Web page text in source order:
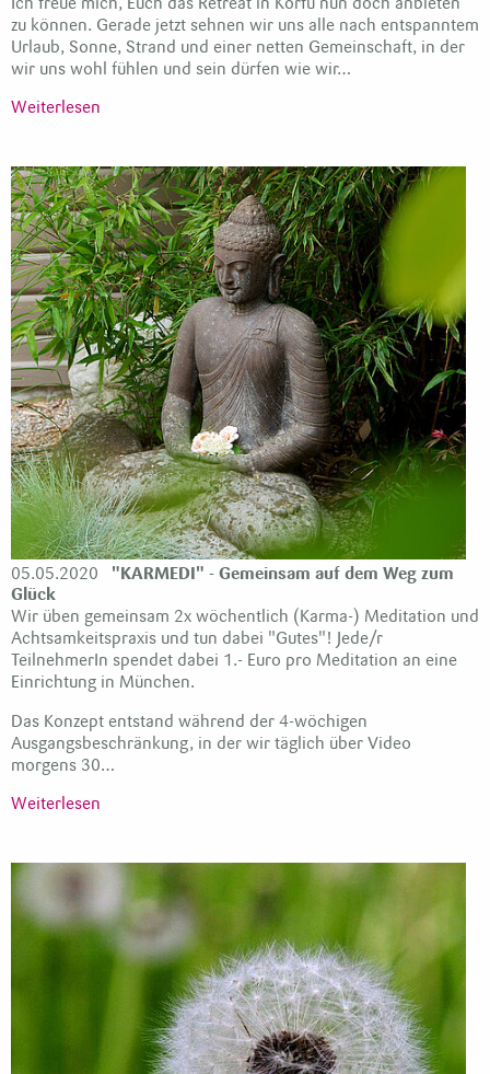
Ich freue mich, Euch das Retreat in Korfu nun doch anbieten
zu können. Gerade jetzt sehnen wir uns alle nach entspanntem
Urlaub, Sonne, Strand und einer netten Gemeinschaft, in der
wir uns wohl fühlen und sein dürfen wie wir…
Weiterlesen
05.05.2020
"KARMEDI" - Gemeinsam auf dem Weg zum
Glück
Wir üben gemeinsam 2x wöchentlich (Karma-) Meditation und
Achtsamkeitspraxis und tun dabei "Gutes"! Jede/r
TeilnehmerIn spendet dabei 1.- Euro pro Meditation an eine
Einrichtung in München.
Das Konzept entstand während der 4-wöchigen
Ausgangsbeschränkung, in der wir täglich über Video
morgens 30…
Weiterlesen